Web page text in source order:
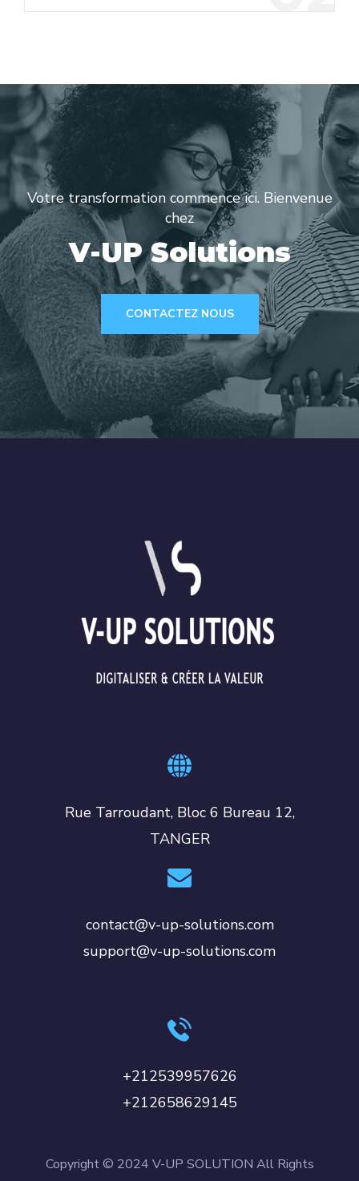
Votre transformation commence ici. Bienvenue
chez
V-UP Solutions
CONTACTEZ NOUS
Rue Tarroudant, Bloc 6 Bureau 12,
TANGER
contact@v-up-solutions.com
support@v-up-solutions.com
+212539957626
+212658629145
Copyright © 2024 V-UP SOLUTION All Rights